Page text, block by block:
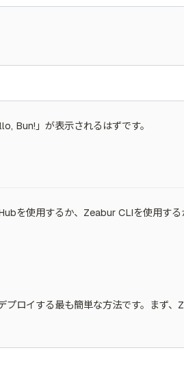
Bun!」が表示されるはずです。
を使用するか、Zeabur CLIを使用す
ロイする最も簡単な方法です。まず、